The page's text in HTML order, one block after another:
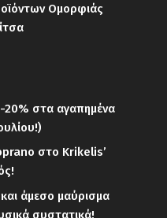
Ομορφιάς
στα αγαπημένα
στο Krikelis’
άμεσο μαύρισμα
συστατικά!